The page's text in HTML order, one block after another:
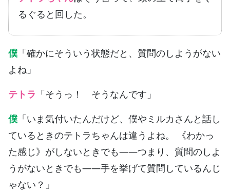
るぐると回した。
僕 「確かにそういう状態だと、質問のしようがない
よね」
テトラ 「そうっ！ そうなんです」
僕 「いま気付いたんだけど、僕やミルカさんと話し
ているときのテトラちゃんは違うよね。 《わかっ
た感じ》がしないときでも——つまり、質問のしよ
うがないときでも——手を挙げて質問しているんじ
ゃない？」